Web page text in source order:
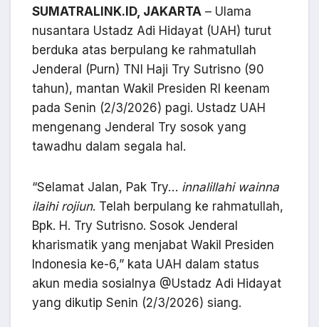
SUMATRALINK.ID, JAKARTA – Ulama
nusantara Ustadz Adi Hidayat (UAH) turut
berduka atas berpulang ke rahmatullah
Jenderal (Purn) TNI Haji Try Sutrisno (90
tahun), mantan Wakil Presiden RI keenam
pada Senin (2/3/2026) pagi. Ustadz UAH
mengenang Jenderal Try sosok yang
tawadhu dalam segala hal.
“Selamat Jalan, Pak Try… innalillahi wainna
ilaihi rojiun. Telah berpulang ke rahmatullah,
Bpk. H. Try Sutrisno. Sosok Jenderal
kharismatik yang menjabat Wakil Presiden
Indonesia ke-6,” kata UAH dalam status
akun media sosialnya @Ustadz Adi Hidayat
yang dikutip Senin (2/3/2026) siang.